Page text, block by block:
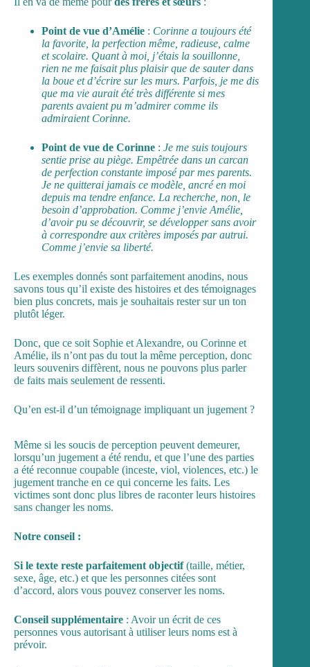
Point de vue d’Amélie : Corinne a toujours été
la favorite, la perfection même, radieuse, calme
et scolaire. Quant à moi, j’étais la souillonne,
rien ne me faisait plus plaisir que de sauter dans
la boue et d’écrire sur les murs. Parfois, je me dis
que ma vie aurait été très différente si mes
parents avaient pu m’admirer comme ils
admiraient Corinne.
Point de vue de Corinne : Je me suis toujours
sentie prise au piège. Empêtrée dans un carcan
de perfection constante imposé par mes parents.
Je ne quitterai jamais ce modèle, ancré en moi
depuis ma tendre enfance. La recherche, non, le
besoin d’approbation. Comme j’envie Amélie,
d’avoir pu se découvrir, se développer sans avoir
à correspondre aux critères imposés par autrui.
Comme j’envie sa liberté.
Les exemples donnés sont parfaitement anodins, nous
savons tous qu’il existe des histoires et des témoignages
bien plus concrets, mais je souhaitais rester sur un ton
plutôt léger.
Donc, que ce soit Sophie et Alexandre, ou Corinne et
Amélie, ils n’ont pas du tout la même perception, donc
leurs souvenirs diffèrent, nous ne pouvons plus parler
de faits mais seulement de ressenti.
Qu’en est-il d’un témoignage impliquant un jugement ?
Même si les soucis de perception peuvent demeurer,
lorsqu’un jugement a été rendu, et que l’une des parties
a été reconnue coupable (inceste, viol, violences, etc.) le
jugement tranche en ce qui concerne les faits. Les
victimes sont donc plus libres de raconter leurs histoires
sans changer les noms.
Notre conseil :
Si le texte reste parfaitement objectif(taille, métier,
sexe, âge, etc.) et que les personnes citées sont
d’accord, alors vous pouvez conserver les noms.
Conseil supplémentaire : Avoir un écrit de ces
personnes vous autorisant à utiliser leurs noms est à
prévoir.